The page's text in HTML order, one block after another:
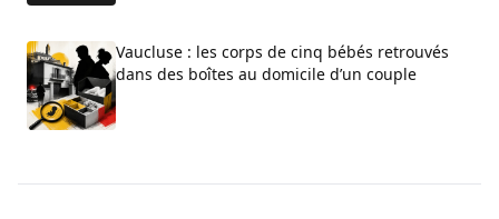
Vaucluse : les corps de cinq bébés retrouvés
dans des boîtes au domicile d’un couple